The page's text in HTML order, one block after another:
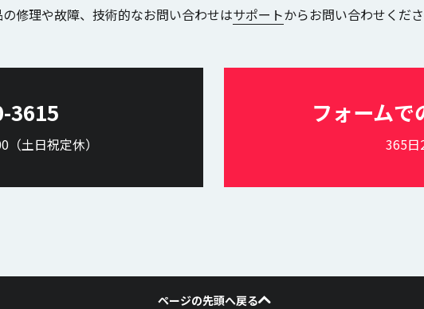
の修理や故障、技術的なお問い合わせはサポートからお問い合わせくださ
3615
土日祝定休）
フォームで
365日
ページの先頭へ戻る